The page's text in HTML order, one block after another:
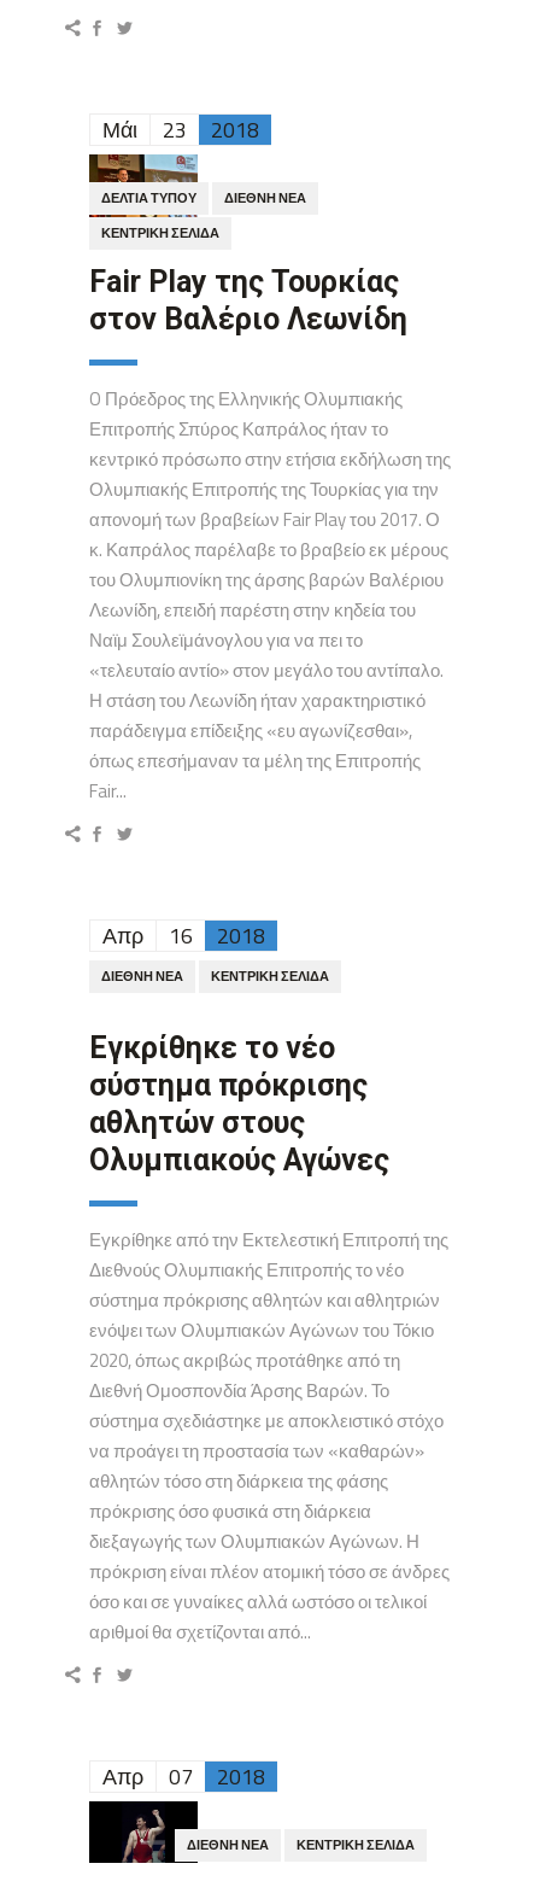
Μάι 23 2018
ΔΕΛΤΊΑ ΤΎΠΟΥ
ΔΙΕΘΝΉ ΝΈΑ
ΚΕΝΤΡΙΚΉ ΣΕΛΊΔΑ
Fair Play της Τουρκίας
στον Βαλέριο Λεωνίδη
O Πρόεδρος της Ελληνικής Ολυμπιακής
Επιτροπής Σπύρος Καπράλος ήταν το
κεντρικό πρόσωπο στην ετήσια εκδήλωση της
Ολυμπιακής Επιτροπής της Τουρκίας για την
απονομή των βραβείων Fair Play του 2017. Ο
κ. Καπράλος παρέλαβε το βραβείο εκ μέρους
του Ολυμπιονίκη της άρσης βαρών Βαλέριου
Λεωνίδη, επειδή παρέστη στην κηδεία του
Ναϊμ Σουλεϊμάνογλου για να πει το
«τελευταίο αντίο» στον μεγάλο του αντίπαλο.
Η στάση του Λεωνίδη ήταν χαρακτηριστικό
παράδειγμα επίδειξης «ευ αγωνίζεσθαι»,
όπως επεσήμαναν τα μέλη της Επιτροπής
Fair...
Απρ 16 2018
ΔΙΕΘΝΉ ΝΈΑ ΚΕΝΤΡΙΚΉ ΣΕΛΊΔΑ
Εγκρίθηκε το νέο
σύστημα πρόκρισης
αθλητών στους
Ολυμπιακούς Αγώνες
Εγκρίθηκε από την Εκτελεστική Επιτροπή της
Διεθνούς Ολυμπιακής Επιτροπής το νέο
σύστημα πρόκρισης αθλητών και αθλητριών
ενόψει των Ολυμπιακών Αγώνων του Τόκιο
2020, όπως ακριβώς προτάθηκε από τη
Διεθνή Ομοσπονδία Άρσης Βαρών. Το
σύστημα σχεδιάστηκε με αποκλειστικό στόχο
να προάγει τη προστασία των «καθαρών»
αθλητών τόσο στη διάρκεια της φάσης
πρόκρισης όσο φυσικά στη διάρκεια
διεξαγωγής των Ολυμπιακών Αγώνων. Η
πρόκριση είναι πλέον ατομική τόσο σε άνδρες
όσο και σε γυναίκες αλλά ωστόσο οι τελικοί
αριθμοί θα σχετίζονται από...
Απρ 07 2018
ΔΙΕΘΝΉ ΝΈΑ ΚΕΝΤΡΙΚΉ ΣΕΛΊΔΑ